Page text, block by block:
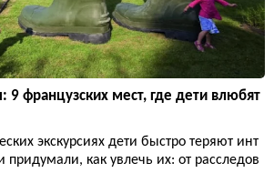
9 французских мест, где дети влюбят
экскурсиях дети быстро теряют инт
как увлечь их: от расследов